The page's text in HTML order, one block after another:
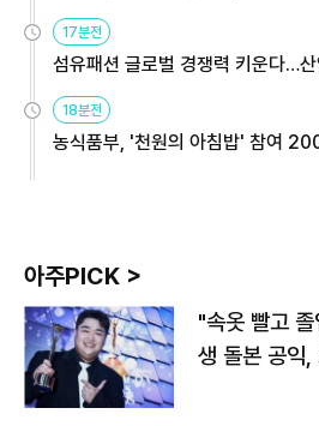
용해야
17분전
섬유패션 글로벌 경쟁력 키운다…
원
18분전
농식품부, '천원의 아침밥' 참여
아주PICK >
"속옷 빨고
생 돌본 공익,